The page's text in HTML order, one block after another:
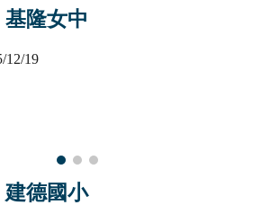
隆女中
1 2/19
建德國小